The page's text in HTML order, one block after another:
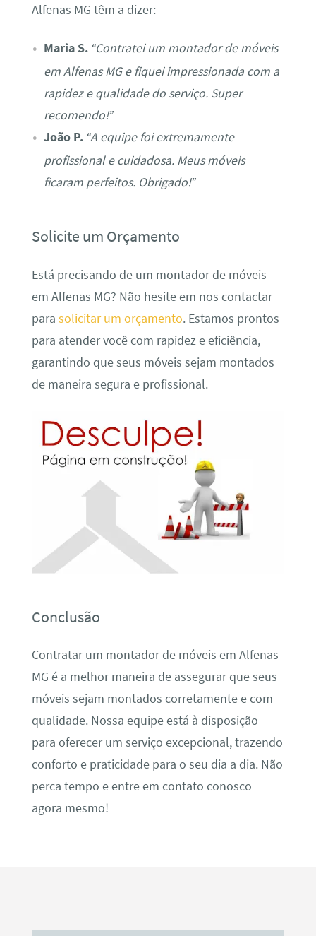
Alfenas MG têm a dizer:
Maria S. “Contratei um montador de móveis
em Alfenas MG e fiquei impressionada com a
rapidez e qualidade do serviço. Super
recomendo!”
João P. “A equipe foi extremamente
profissional e cuidadosa. Meus móveis
ficaram perfeitos. Obrigado!”
Solicite um Orçamento
Está precisando de um montador de móveis
em Alfenas MG? Não hesite em nos contactar
para solicitar um orçamento. Estamos prontos
para atender você com rapidez e eficiência,
garantindo que seus móveis sejam montados
de maneira segura e profissional.
Conclusão
Contratar um montador de móveis em Alfenas
MG é a melhor maneira de assegurar que seus
móveis sejam montados corretamente e com
qualidade. Nossa equipe está à disposição
para oferecer um serviço excepcional, trazendo
conforto e praticidade para o seu dia a dia. Não
perca tempo e entre em contato conosco
agora mesmo!